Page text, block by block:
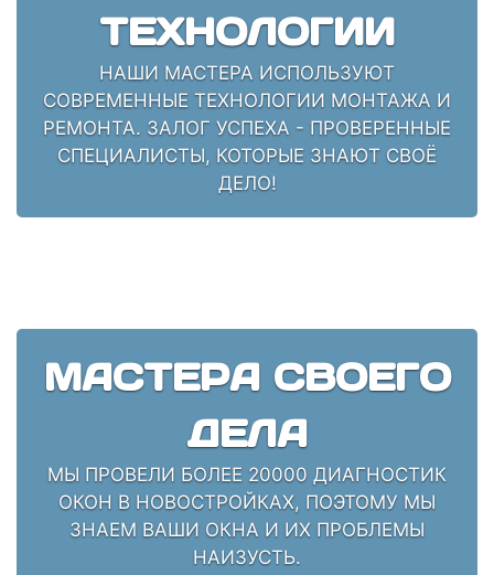
ТЕХНОЛОГИИ
НАШИ МАСТЕРА ИСПОЛЬЗУЮТ
СОВРЕМЕННЫЕ ТЕХНОЛОГИИ МОНТАЖА И
РЕМОНТА. ЗАЛОГ УСПЕХА - ПРОВЕРЕННЫЕ
СПЕЦИАЛИСТЫ, КОТОРЫЕ ЗНАЮТ СВОЁ
ДЕЛО!
МАСТЕРА СВОЕГО
ДЕЛА
МЫ ПРОВЕЛИ БОЛЕЕ 20000 ДИАГНОСТИК
ОКОН В НОВОСТРОЙКАХ, ПОЭТОМУ МЫ
ЗНАЕМ ВАШИ ОКНА И ИХ ПРОБЛЕМЫ
НАИЗУСТЬ.